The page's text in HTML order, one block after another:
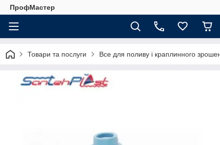
ПрофМастер
Товари та послуги Все для поливу і краплинного